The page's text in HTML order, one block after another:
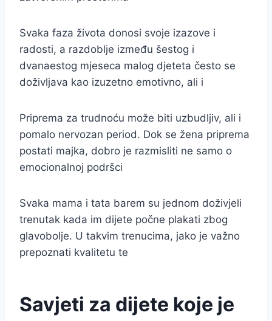
Svaka faza života donosi svoje izazove i
radosti, a razdoblje između šestog i
dvanaestog mjeseca malog djeteta često se
doživljava kao izuzetno emotivno, ali i
Priprema za trudnoću može biti uzbudljiv, ali i
pomalo nervozan period. Dok se žena priprema
postati majka, dobro je razmisliti ne samo o
emocionalnoj podršci
Svaka mama i tata barem su jednom doživjeli
trenutak kada im dijete počne plakati zbog
glavobolje. U takvim trenucima, jako je važno
prepoznati kvalitetu te
Savjeti za dijete koje je